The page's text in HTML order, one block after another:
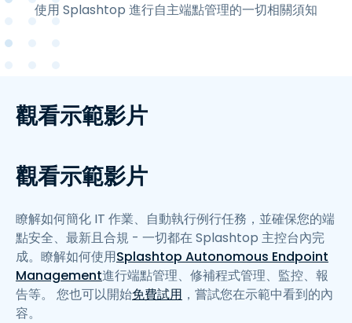
使用 Splashtop 進行自主端點管理的一切相關須知
觀看示範影片
觀看示範影片
瞭解如何簡化 IT 作業、自動執行例行任務，並確保您的端
點安全、最新且合規 - 一切都在 Splashtop 主控台內完
成。瞭解如何使用Splashtop Autonomous Endpoint
Management進行端點管理、修補程式管理、監控、報
告等。 您也可以開始免費試用 ，嘗試您在示範中看到的內
容。